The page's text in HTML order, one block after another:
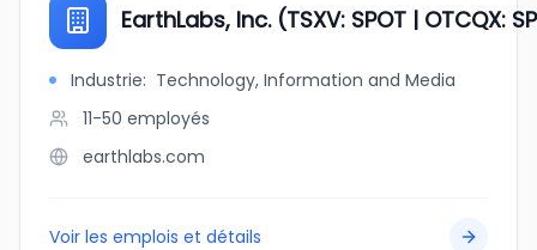
EarthLabs, Inc. (TSXV: SPOT | OTCQX:
Industrie: Technology, Information and Media
11-50 employés
earthlabs.com
Voir les emplois et détails